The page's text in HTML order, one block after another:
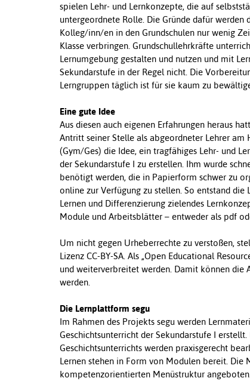
spielen Lehr- und Lernkonzepte, die auf
untergeordnete Rolle. Die Gründe dafür werden
Kolleg/inn/en in den Grundschulen nur wenig
Klasse verbringen. Grundschullehrkräfte
Lernumgebung gestalten und nutzen und mit
Sekundarstufe in der Regel nicht. Die
Lerngruppen täglich ist für sie kaum zu
Eine gute Idee
Aus diesen auch eigenen Erfahrungen heraus
Antritt seiner Stelle als abgeordneter Lehrer
(Gym/Ges) die Idee, ein tragfähiges Lehr- und
der Sekundarstufe I zu erstellen. Ihm wurde
benötigt werden, die in Papierform schwer zu
online zur Verfügung zu stellen. So entstand
Lernen und Differenzierung zielendes
Module und Arbeitsblätter – entweder als pdf
Um nicht gegen Urheberrechte zu verstoßen,
Lizenz CC-BY-SA. Als „Open Educational
und weiterverbreitet werden. Damit können die
werden.
Die Lernplattform segu
Im Rahmen des Projekts segu werden
Geschichtsunterricht der Sekundarstufe I
Geschichtsunterrichts werden praxisgerecht
Lernen stehen in Form von Modulen bereit.
kompetenzorientierten Menüstruktur